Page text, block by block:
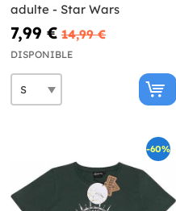
adulte - Star Wars
7,99 € 14,99 €
DISPONIBLE
-60%